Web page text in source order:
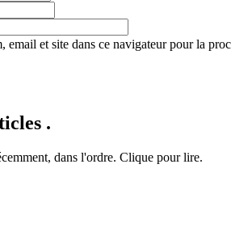
email et site dans ce navigateur pour la
.
dans l'ordre. Clique pour lire.